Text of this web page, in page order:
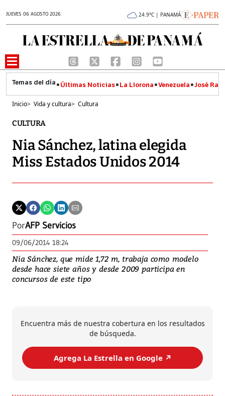
JUEVES 06 AGOSTO 2026 24.9°C | PANAMÁ
Últimas Noticias La Llorona Venezuela José
Inicio> Vida y cultura> Cultura
CULTURA
Nia Sánchez, latina elegida
Miss Estados Unidos 2014
PorAFP Servicios
09/06/2014 18:24
Nia Sánchez, que mide 1,72 m, trabaja como modelo
desde hace siete años y desde 2009 participa en
concursos de este tipo
Encuentra más de nuestra cobertura en los resultados
de búsqueda.
Agrega La Estrella en Google ↗️